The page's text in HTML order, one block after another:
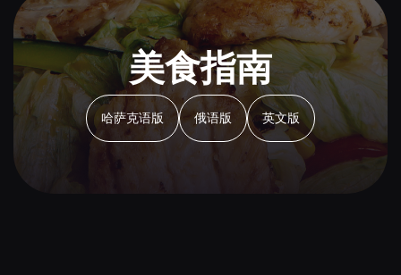
美食指南
哈萨克语版 俄语版 英文版